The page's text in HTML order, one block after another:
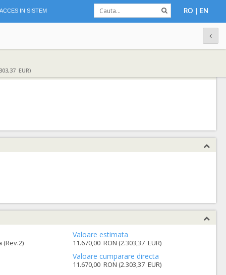
ACCES IN SISTEM RO | EN
EUR)
(Rev.2)
Valoare estimata
11.670,00 RON (2.303,37 EUR)
Valoare cumparare directa
11.670,00 RON (2.303,37 EUR)